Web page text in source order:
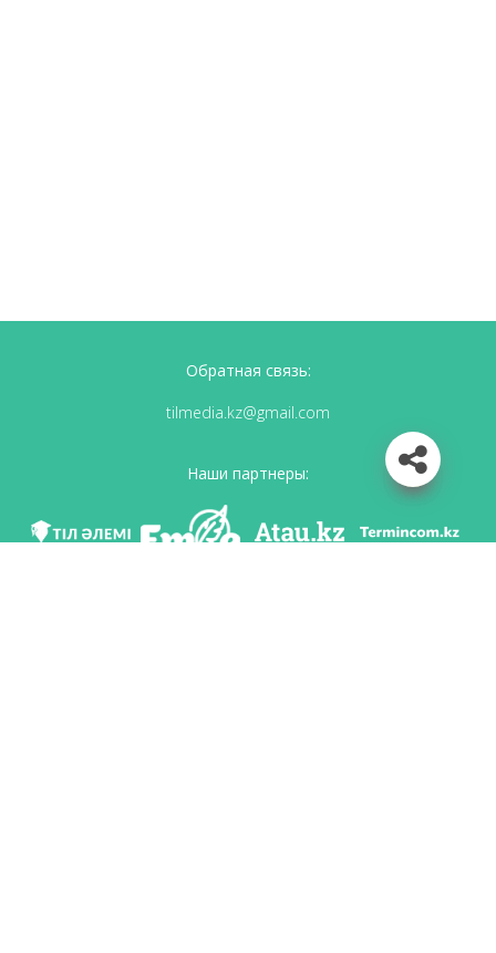
Обратная связь:
tilmedia.kz@gmail.com
Наши партнеры: